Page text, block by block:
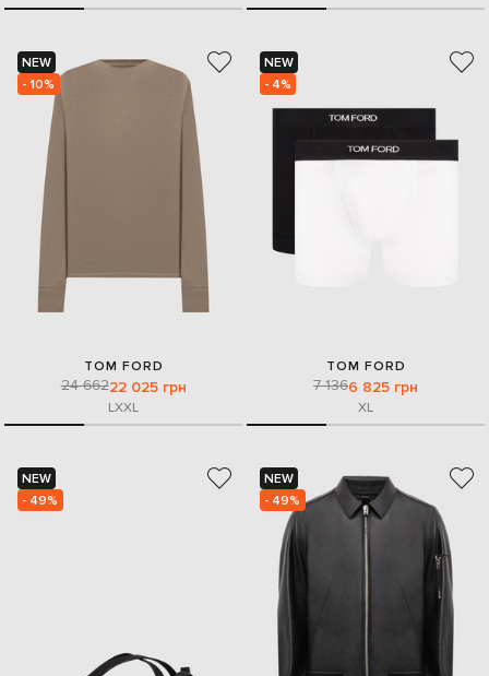
NEW
- 10%
TOM FORD
24 66222 025 грн
LXXL
NEW
- 4%
TOM FORD
7 1366 825 грн
XL
NEW
- 49%
NEW
- 49%